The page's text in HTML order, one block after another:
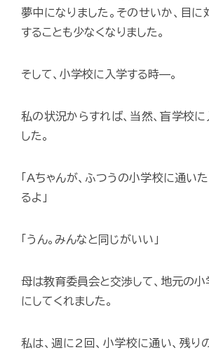
夢中になりました。そのせいか、目
することも少なくなりました。
そして、小学校に入学する時—。
私の状況からすれば、当然、盲学校
した。
「Aちゃんが、ふつうの小学校に通い
るよ」
「うん。みんなと同じがいい」
母は教育委員会と交渉して、地元の小
にしてくれました。
私は、週に2回、小学校に通い、残り